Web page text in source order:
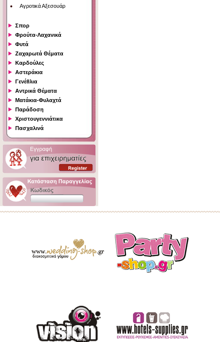
Αγροτικά Αξεσουάρ
Σπορ
Φρούτα-Λαχανικά
Φυτά
Ζαχαρωτά Θέματα
Καρδούλες
Αστεράκια
Γενέθλια
Αντρικά Θέματα
Ματάκια-Φυλαχτά
Παράδοση
Χριστουγεννιάτικα
Πασχαλινά